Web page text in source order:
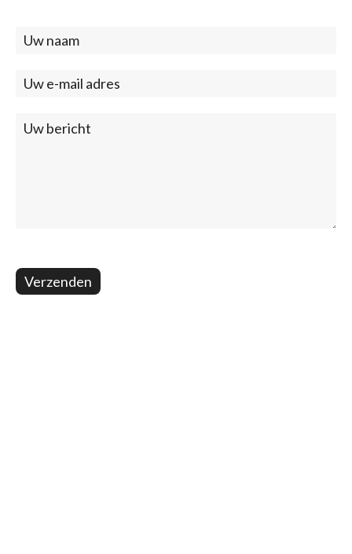
Contact
Verzenden